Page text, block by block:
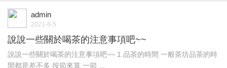
admin
2021-6-5
說說一些關於喝茶的注意事項吧~~
說說一些關於喝茶的注意事項吧~~ 1.品茶的時間 一般茶坊品茶的時
間都是差不多 按節來算 一節 ...